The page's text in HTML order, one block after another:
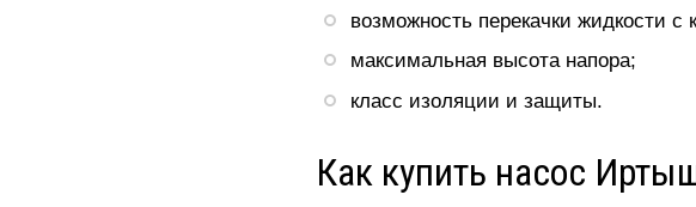
возможность перекачки жидкости
максимальная высота напора;
класс изоляции и защиты.
Как купить насос